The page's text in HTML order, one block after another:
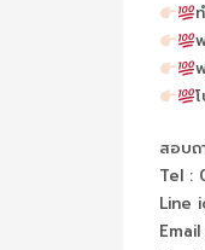
สอบถ
Tel :
Line